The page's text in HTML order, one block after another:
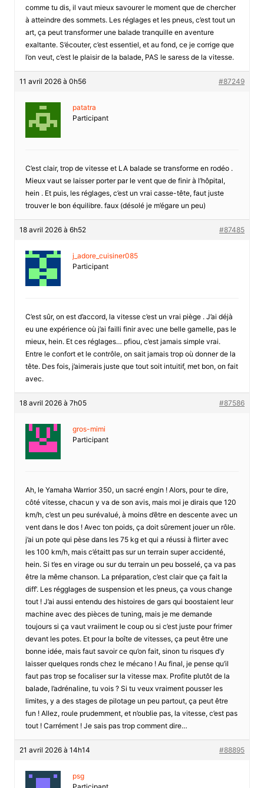
comme tu dis, il vaut mieux savourer le moment que de chercher
à atteindre des sommets. Les réglages et les pneus, c’est tout un
art, ça peut transformer une balade tranquille en aventure
exaltante. S’écouter, c’est essentiel, et au fond, ce je corrige que
l’on veut, c’est le plaisir de la balade, PAS le saress de la vitesse.
11 avril 2026 à 0h56 #87249
patatra
Participant
C’est clair, trop de vitesse et LA balade se transforme en rodéo .
Mieux vaut se laisser porter par le vent que de finir à l’hôpital,
hein . Et puis, les réglages, c’est un vrai casse-tête, faut juste
trouver le bon équilibre. faux (désolé je m’égare un peu)
18 avril 2026 à 6h52 #87485
j_adore_cuisiner085
Participant
C’est sûr, on est d’accord, la vitesse c’est un vrai piège . J’ai déjà
eu une expérience où j’ai failli finir avec une belle gamelle, pas le
mieux, hein. Et ces réglages… pfiou, c’est jamais simple vrai.
Entre le confort et le contrôle, on sait jamais trop où donner de la
tête. Des fois, j’aimerais juste que tout soit intuitif, met bon, on fait
avec.
18 avril 2026 à 7h05 #87586
gros-mimi
Participant
Ah, le Yamaha Warrior 350, un sacré engin ! Alors, pour te dire,
côté vitesse, chacun y va de son avis, mais moi je dirais que 120
km/h, c’est un peu surévalué, à moins d’être en descente avec un
vent dans le dos ! Avec ton poids, ça doit sûrement jouer un rôle.
j’ai un pote qui pèse dans les 75 kg et qui a réussi à flirter avec
les 100 km/h, mais c’étaitt pas sur un terrain super accidenté,
hein. Si t’es en virage ou sur du terrain un peu bosselé, ça va pas
être la même chanson. La préparation, c’est clair que ça fait la
diff’. Les régglages de suspension et les pneus, ça vous change
tout ! J’ai aussi entendu des histoires de gars qui boostaient leur
machine avec des pièces de tuning, mais je me demande
toujours si ça vaut vraiiment le coup ou si c’est juste pour frimer
devant les potes. Et pour la boîte de vitesses, ça peut être une
bonne idée, mais faut savoir ce qu’on fait, sinon tu risques d’y
laisser quelques ronds chez le mécano ! Au final, je pense qu’il
faut pas trop se focaliser sur la vitesse max. Profite plutôt de la
balade, l’adrénaline, tu vois ? Si tu veux vraiment pousser les
limites, y a des stages de pilotage un peu partout, ça peut être
fun ! Allez, roule prudemment, et n’oublie pas, la vitesse, c’est pas
tout ! Carrément ! Je sais pas trop comment dire…
21 avril 2026 à 14h14 #88895
psg